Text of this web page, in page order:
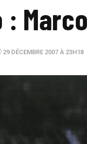
29 DÉCEMBRE 2007 À 23H18